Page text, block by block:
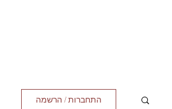
התחברות / הרשמה